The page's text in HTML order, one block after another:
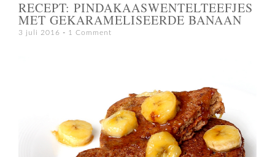
RECEPT: PINDAKAASWENTELTEEFJES
MET GEKARAMELISEERDE BANAAN
3 juli 2016 1 Comment